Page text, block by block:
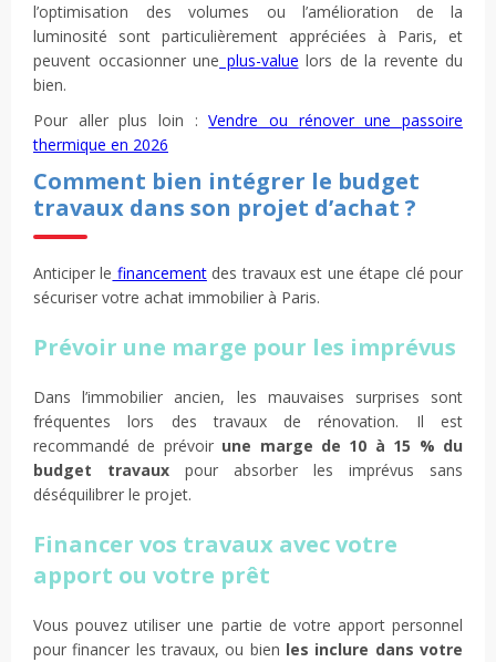
l’optimisation des volumes ou l’amélioration de la
luminosité sont particulièrement appréciées à Paris, et
peuvent occasionner une plus-value lors de la revente du
bien.
Pour aller plus loin :Vendre ou rénover une passoire
thermique en 2026
Comment bien intégrer le budget
travaux dans son projet d’achat ?
Anticiper le financementdes travaux est une étape clé pour
sécuriser votre achat immobilier à Paris.
Prévoir une marge pour les imprévus
Dans l’immobilier ancien, les mauvaises surprises sont
fréquentes lors des travaux de rénovation. Il est
recommandé de prévoirune marge de 10 à 15 % du
budget travaux pour absorber les imprévus sans
déséquilibrer le projet.
Financer vos travaux avec votre
apport ou votre prêt
Vous pouvez utiliser une partie de votre apport personnel
pour financer les travaux, ou bien les inclure dans votre